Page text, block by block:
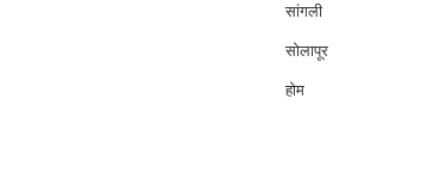
सांगली
सोलापूर
होम